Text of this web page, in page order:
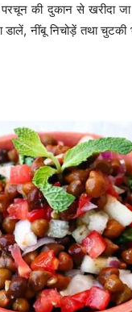
परचून की दुकान से खरीदा
डालें, नींबू निचोड़ें तथा